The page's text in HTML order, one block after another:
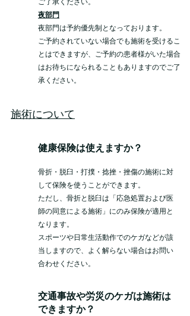
ご了承ください。
夜部門
夜部門は予約優先制となっております。
ご予約されていない場合でも施術を受けるこ
とはできますが、ご予約の患者様がいた場合
はお待ちになられることもありますのでご了
承ください。
施術について
健康保険は使えますか？
骨折・脱臼・打撲・捻挫・挫傷の施術に対
して保険を使うことができます。
ただし、骨折と脱臼は「応急処置および医
師の同意による施術」にのみ保険が適用と
なります。
スポーツや日常生活動作でのケガなどが該
当しますので、 よく解らない場合はお問い
合わせください。
交通事故や労災のケガは施術は
できますか？